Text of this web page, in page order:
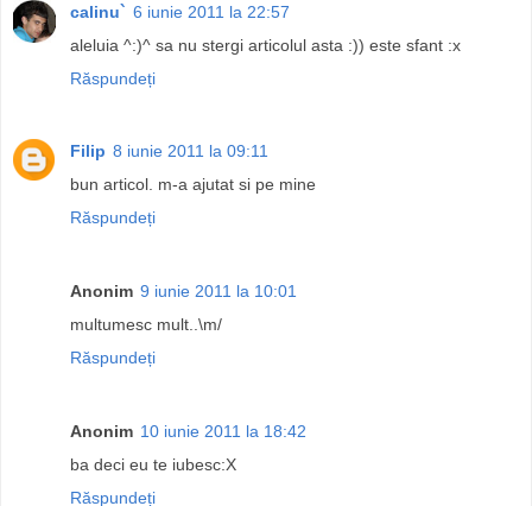
calinu` 6 iunie 2011 la 22:57
aleluia ^:)^ sa nu stergi articolul asta :)) este sfant :x
Răspundeți
Filip 8 iunie 2011 la 09:11
bun articol. m-a ajutat si pe mine
Răspundeți
Anonim 9 iunie 2011 la 10:01
multumesc mult..\m/
Răspundeți
Anonim 10 iunie 2011 la 18:42
ba deci eu te iubesc:X
Răspundeți